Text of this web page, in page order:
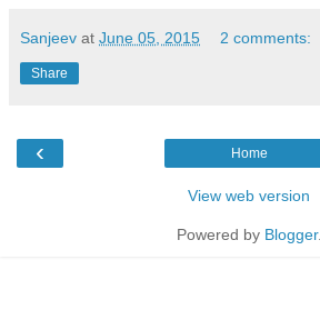
Sanjeev at June 05, 2015 2 comments:
Share
‹ Home
View web version
Powered by Blogger.